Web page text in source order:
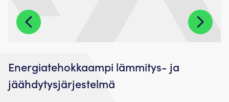
Energiatehokkaampi lämmitys- ja
jäähdytysjärjestelmä